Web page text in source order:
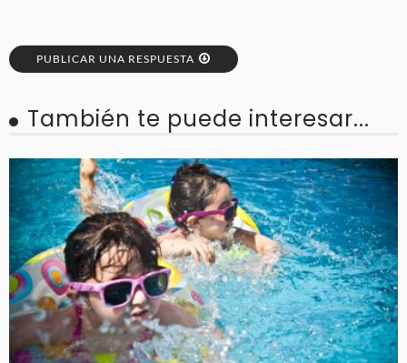
PUBLICAR UNA RESPUESTA
También te puede interesar...